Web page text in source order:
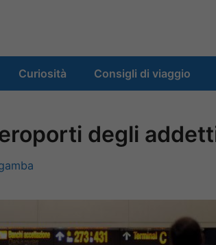
Curiosità Consigli di viaggio
degli